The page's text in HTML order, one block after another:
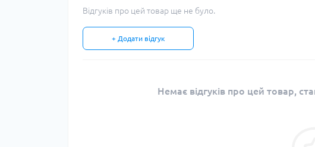
Відгуків про цей товар ще не було.
+ Додати відгук
Немає відгуків про цей товар,